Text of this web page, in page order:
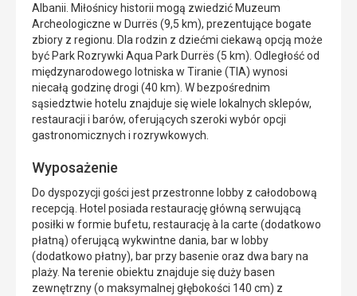
Albanii. Miłośnicy historii mogą zwiedzić Muzeum
Archeologiczne w Durrës (9,5 km), prezentujące bogate
zbiory z regionu. Dla rodzin z dziećmi ciekawą opcją może
być Park Rozrywki Aqua Park Durrës (5 km). Odległość od
międzynarodowego lotniska w Tiranie (TIA) wynosi
niecałą godzinę drogi (40 km). W bezpośrednim
sąsiedztwie hotelu znajduje się wiele lokalnych sklepów,
restauracji i barów, oferujących szeroki wybór opcji
gastronomicznych i rozrywkowych.
Wyposażenie
Do dyspozycji gości jest przestronne lobby z całodobową
recepcją. Hotel posiada restaurację główną serwującą
posiłki w formie bufetu, restaurację à la carte (dodatkowo
płatną) oferującą wykwintne dania, bar w lobby
(dodatkowo płatny), bar przy basenie oraz dwa bary na
plaży. Na terenie obiektu znajduje się duży basen
zewnętrzny (o maksymalnej głębokości 140 cm) z